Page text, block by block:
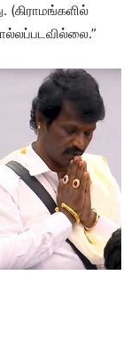
(கிராமங்களில்